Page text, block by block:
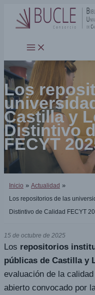
Los
Castilla y
Distintivo
FECYT
Inicio
Actualidad
Los repositorios de las
Distintivo de Calidad FECYT
15 de octubre de 2025
Los repositorios
públicas de Castilla y
evaluación de la
abierto convocado por